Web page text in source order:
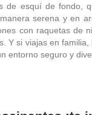
de esquí de fondo,
serena y en
con raquetas de
Y si viajas en
entorno seguro y